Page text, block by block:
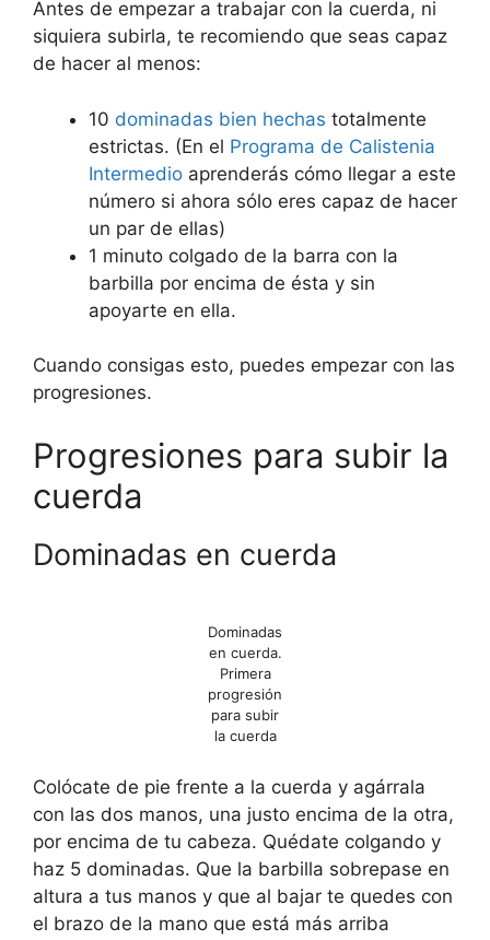
Antes de empezar a trabajar con la cuerda, ni
siquiera subirla, te recomiendo que seas capaz
de hacer al menos:
10 dominadas bien hechas totalmente
estrictas. (En el Programa de Calistenia
Intermedio aprenderás cómo llegar a este
número si ahora sólo eres capaz de hacer
un par de ellas)
1 minuto colgado de la barra con la
barbilla por encima de ésta y sin
apoyarte en ella.
Cuando consigas esto, puedes empezar con las
progresiones.
Progresiones para subir la
cuerda
Dominadas en cuerda
Dominadas
en cuerda.
Primera
progresión
para subir
la cuerda
Colócate de pie frente a la cuerda y agárrala
con las dos manos, una justo encima de la otra,
por encima de tu cabeza. Quédate colgando y
haz 5 dominadas. Que la barbilla sobrepase en
altura a tus manos y que al bajar te quedes con
el brazo de la mano que está más arriba